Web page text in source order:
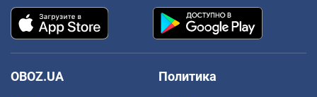
OBOZ.UA
Политика